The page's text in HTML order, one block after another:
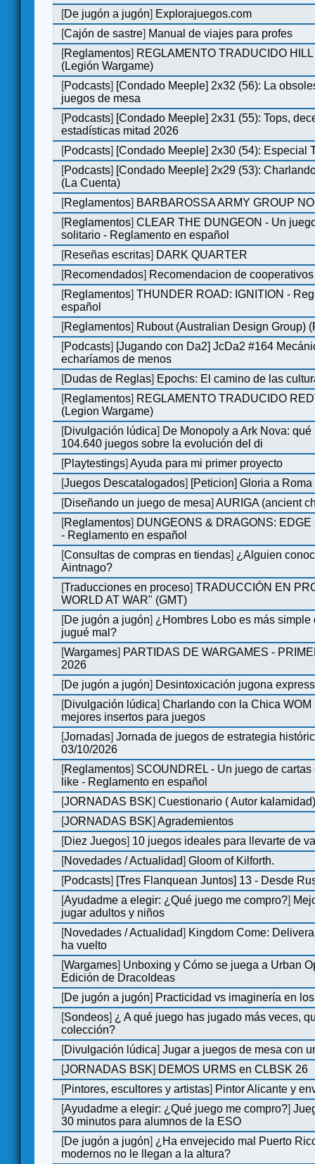
[De jugón a jugón] Explorajuegos.com
[Cajón de sastre] Manual de viajes para profes
[Reglamentos] REGLAMENTO TRADUCIDO
(Legión Wargame)
[Podcasts] [Condado Meeple] 2x32 (56): La
juegos de mesa
[Podcasts] [Condado Meeple] 2x31 (55): Tops,
estadísticas mitad 2026
[Podcasts] [Condado Meeple] 2x30 (54): Especial
[Podcasts] [Condado Meeple] 2x29 (53):
(La Cuenta)
[Reglamentos] BARBAROSSA ARMY GROUP
[Reglamentos]CLEAR THE DUNGEON - Un
solitario - Reglamento en español
[Reseñas escritas] DARK QUARTER
[Recomendados] Recomendacion de
[Reglamentos]THUNDER ROAD: IGNITION -
español
[Reglamentos] Rubout (Australian Design Group)
[Podcasts] [Jugando con Da2] JcDa2 #164
echaríamos de menos
[Dudas de Reglas] Epochs: El camino de las
[Reglamentos] REGLAMENTO TRADUCIDO
(Legion Wargame)
[Divulgación lúdica] De Monopoly a Ark Nova:
104.640 juegos sobre la evolución del di
[Playtestings]Ayuda para mi primer proyecto
[Juegos Descatalogados] [Peticion] Gloria a Roma
[Diseñando un juego de mesa]AURIGA (ancient
[Reglamentos] DUNGEONS & DRAGONS:
- Reglamento en español
[Consultas de compras en tiendas] ¿Alguien
Aintnago?
[Traducciones en proceso]TRADUCCIÓN EN
WORLD AT WAR" (GMT)
[De jugón a jugón] ¿Hombres Lobo es más simple
jugué mal?
[Wargames] PARTIDAS DE WARGAMES -
2026
[De jugón a jugón] Desintoxicación jugona express
[Divulgación lúdica]Charlando con la Chica WOM
mejores insertos para juegos
[Jornadas]Jornada de juegos de estrategia
03/10/2026
[Reglamentos] SCOUNDREL - Un juego de
like - Reglamento en español
[JORNADAS BSK]Cuestionario ( Autor
[JORNADAS BSK]Agrademientos
[Diez Juegos] 10 juegos ideales para llevarte de
[Novedades / Actualidad]Gloom of Kilforth.
[Podcasts] [Tres Flanquean Juntos] 13 - Desde
[Ayudadme a elegir: ¿Qué juego me compro?]
jugar adultos y niños
[Novedades / Actualidad] Kingdom Come:
ha vuelto
[Wargames] Unboxing y Cómo se juega a Urban
Edición de DracoIdeas
[De jugón a jugón] Practicidad vs imaginería en
[Sondeos] ¿ A qué juego has jugado más veces,
colección?
[Divulgación lúdica]Jugar a juegos de mesa con
[JORNADAS BSK] DEMOS URMS en CLBSK 26
[Pintores, escultores y artistas] Pintor Alicante y
[Ayudadme a elegir: ¿Qué juego me compro?]
30 minutos para alumnos de la ESO
[De jugón a jugón] ¿Ha envejecido mal Puerto
modernos no le llegan a la altura?